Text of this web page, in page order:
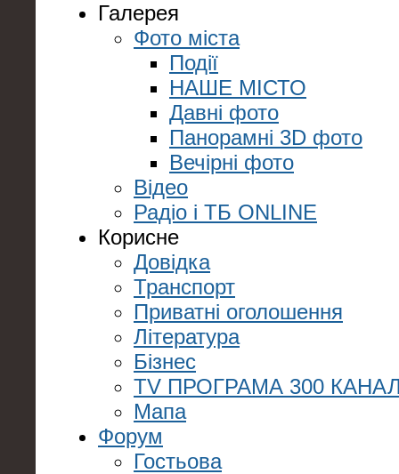
Галерея
Фото міста
Події
НАШЕ МІСТО
Давні фото
Панорамні 3D фото
Вечірні фото
Відео
Радіо і ТБ ONLINE
Корисне
Довідка
Транспорт
Приватні оголошення
Література
Бізнес
TV ПРОГРАМА 300
Мапа
Форум
Гостьова